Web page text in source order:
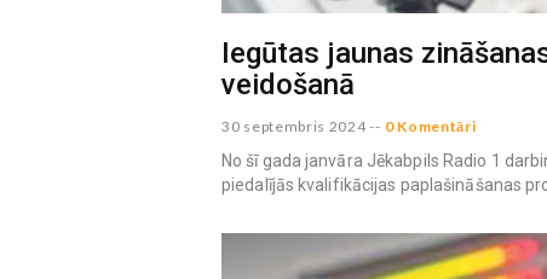
Iegūtas jaunas
veidošanā
30 septembris 2024-- 0 Komentāri
No šī gada janvāra Jēkabpils Radio 1
piedalījās kvalifikācijas paplašināšanas